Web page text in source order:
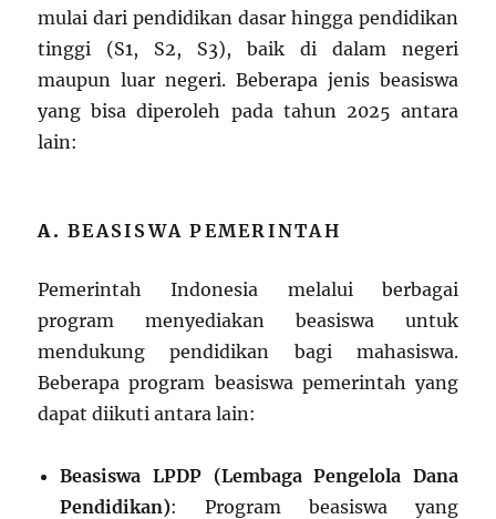
mulai dari pendidikan dasar hingga pendidikan
tinggi (S1, S2, S3), baik di dalam negeri
maupun luar negeri. Beberapa jenis beasiswa
yang bisa diperoleh pada tahun 2025 antara
lain:
A.BEASISWA PEMERINTAH
Pemerintah Indonesia melalui berbagai
program menyediakan beasiswa untuk
mendukung pendidikan bagi mahasiswa.
Beberapa program beasiswa pemerintah yang
dapat diikuti antara lain:
Beasiswa LPDP (Lembaga Pengelola Dana
Pendidikan): Program beasiswa yang